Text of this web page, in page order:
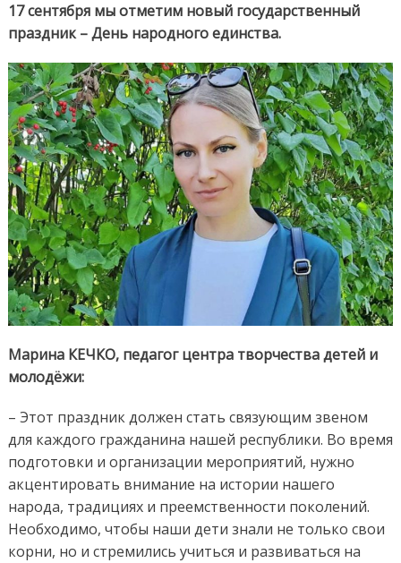
17 сентября мы отметим новый государственный
праздник – День народного единства.
Марина КЕЧКО, педагог центра творчества детей и
молодёжи:
– Этот праздник должен стать связующим звеном
для каждого гражданина нашей республики. Во время
подготовки и организации мероприятий, нужно
акцентировать внимание на истории нашего
народа, традициях и преемственности поколений.
Необходимо, чтобы наши дети знали не только свои
корни, но и стремились учиться и развиваться на